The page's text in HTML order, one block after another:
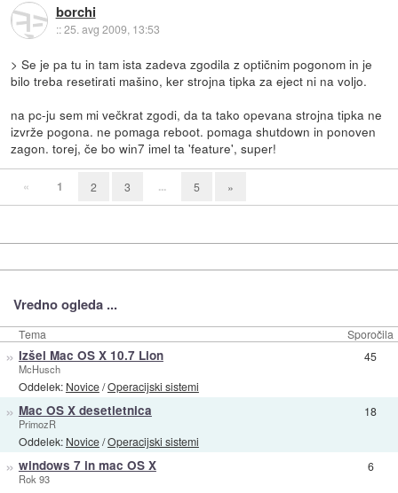
borchi
::25. avg 2009, 13:53
> Se je pa tu in tam ista zadeva zgodila z optičnim pogonom in je
bilo treba resetirati mašino, ker strojna tipka za eject ni na voljo.
na pc-ju sem mi večkrat zgodi, da ta tako opevana strojna tipka ne
izvrže pogona. ne pomaga reboot. pomaga shutdown in ponoven
zagon. torej, če bo win7 imel ta 'feature', super!
« 1 2 3 ... 5 »
Vredno ogleda ...
Tema Sporočila
» Izšel Mac OS X 10.7 Lion
McHusch
Oddelek: Novice/Operacijski sistemi
45
» Mac OS X desetletnica
PrimozR
Oddelek: Novice/Operacijski sistemi
18
» windows 7 in mac OS X
Rok 93
6